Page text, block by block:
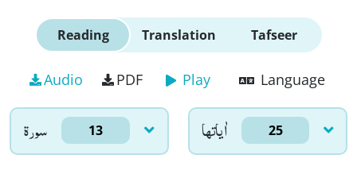
Reading Translation Tafseer
Audio PDF Play Language
سورۃ 13 اٰياتها 25